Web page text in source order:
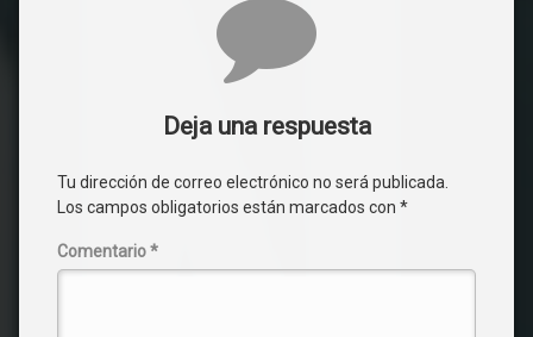
Deja una respuesta
Tu dirección de correo electrónico no será publicada.
Los campos obligatorios están marcados con *
Comentario*